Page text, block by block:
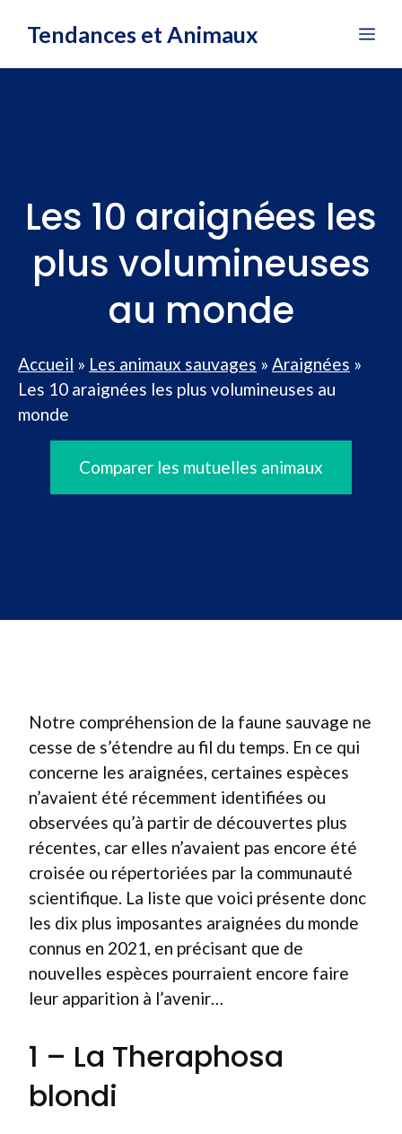
Tendances et Animaux
Les 10 araignées les
plus volumineuses
au monde
Accueil » Les animaux sauvages » Araignées »
Les 10 araignées les plus volumineuses au
monde
Comparer les mutuelles animaux
Notre compréhension de la faune sauvage ne
cesse de s’étendre au fil du temps. En ce qui
concerne les araignées, certaines espèces
n’avaient été récemment identifiées ou
observées qu’à partir de découvertes plus
récentes, car elles n’avaient pas encore été
croisée ou répertoriées par la communauté
scientifique. La liste que voici présente donc
les dix plus imposantes araignées du monde
connus en 2021, en précisant que de
nouvelles espèces pourraient encore faire
leur apparition à l’avenir…
1 – La Theraphosa
blondi